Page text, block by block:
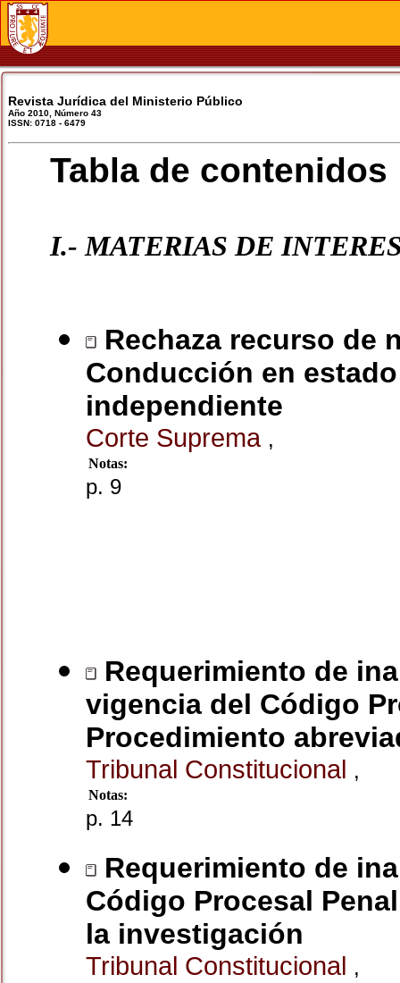
Revista Jurídica del Ministerio Público
Año 2010, Número 43
ISSN: 0718 - 6479
Tabla de contenidos
I.- MATERIAS DE
Rechaza recurso de
Conducción en
independiente
Corte Suprema ,
Notas:
p. 9
Requerimiento de
vigencia del Código
Procedimiento
Tribunal Constitucional ,
Notas:
p. 14
Requerimiento de
Código Procesal
la investigación
Tribunal Constitucional ,